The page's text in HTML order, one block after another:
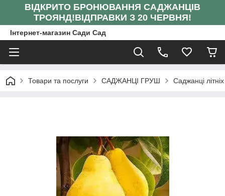
ВІДКРИТО БРОНЮВАННЯ САДЖАНЦІВ
ТРОЯНД!ВІДПРАВКИ З 20 ЧЕРВНЯ!
Інтернет-магазин Сади Сад
Товари та послуги САДЖАНЦІ ГРУШ Саджанці